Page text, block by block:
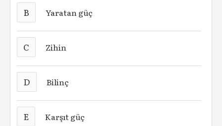
B Yaratan güç
C Zihin
D Bilinç
E Karşıt güç